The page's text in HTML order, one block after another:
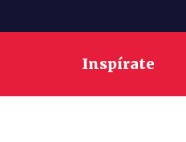
Inspírate